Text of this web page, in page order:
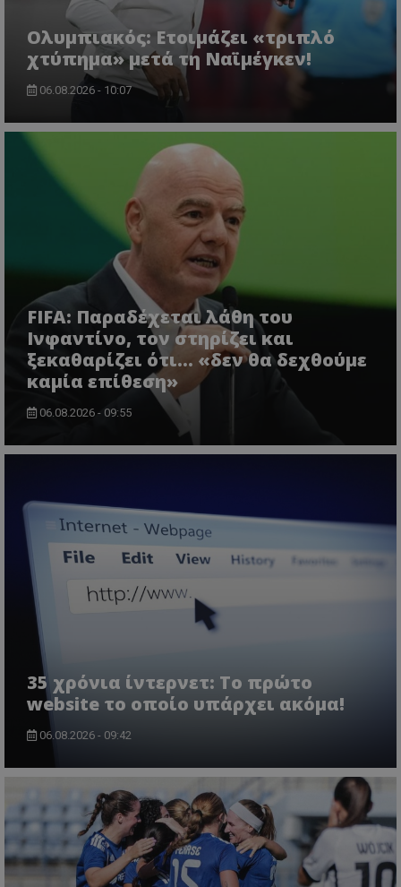
Ολυμπιακός: Ετοιμάζει «τριπλό
χτύπημα» μετά τη Ναϊμέγκεν!
06.08.2026 - 10:07
FIFA: Παραδέχεται λάθη του
Ινφαντίνο, τον στηρίζει και
ξεκαθαρίζει ότι... «δεν θα δεχθούμε
καμία επίθεση»
06.08.2026 - 09:55
35 χρόνια ίντερνετ: Το πρώτο
website το οποίο υπάρχει ακόμα!
06.08.2026 - 09:42